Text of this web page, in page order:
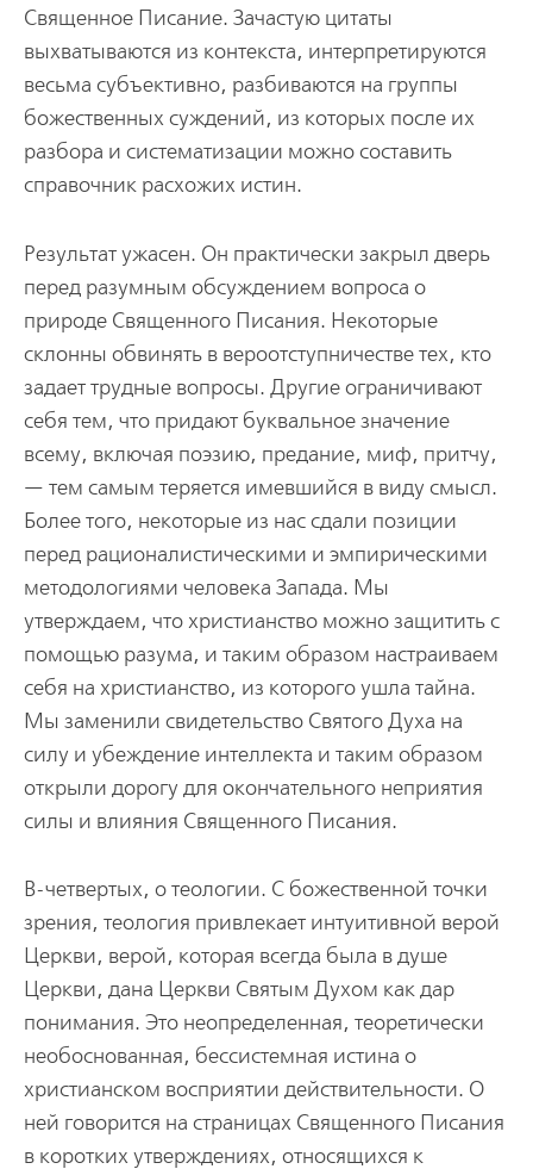
Священное Писание. Зачастую цитаты
выхватываются из контекста, интерпретируются
весьма субъективно, разбиваются на группы
божественных суждений, из которых после их
разбора и систематизации можно составить
справочник расхожих истин.
Результат ужасен. Он практически закрыл дверь
перед разумным обсуждением вопроса о
природе Священного Писания. Некоторые
склонны обвинять в вероотступничестве тех, кто
задает трудные вопросы. Другие ограничивают
себя тем, что придают буквальное значение
всему, включая поэзию, предание, миф, притчу,
— тем самым теряется имевшийся в виду смысл.
Более того, некоторые из нас сдали позиции
перед рационалистическими и эмпирическими
методологиями человека Запада. Мы
утверждаем, что христианство можно защитить с
помощью разума, и таким образом настраиваем
себя на христианство, из которого ушла тайна.
Мы заменили свидетельство Святого Духа на
силу и убеждение интеллекта и таким образом
открыли дорогу для окончательного неприятия
силы и влияния Священного Писания.
В-четвертых, о теологии. С божественной точки
зрения, теология привлекает интуитивной верой
Церкви, верой, которая всегда была в душе
Церкви, дана Церкви Святым Духом как дар
понимания. Это неопределенная, теоретически
необоснованная, бессистемная истина о
христианском восприятии действительности. О
ней говорится на страницах Священного Писания
в коротких утверждениях, относящихся к